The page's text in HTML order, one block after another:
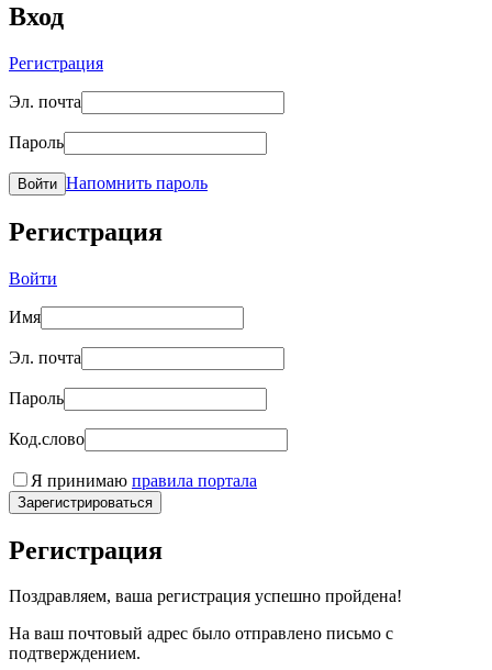
Вход
Регистрация
Эл. почта
Пароль
Войти Напомнить пароль
Регистрация
Войти
Имя
Эл. почта
Пароль
Код.слово
Я принимаю правила портала
Зарегистрироваться
Регистрация
Поздравляем, ваша регистрация успешно пройдена!
На ваш почтовый адрес было отправлено письмо с
подтверждением.